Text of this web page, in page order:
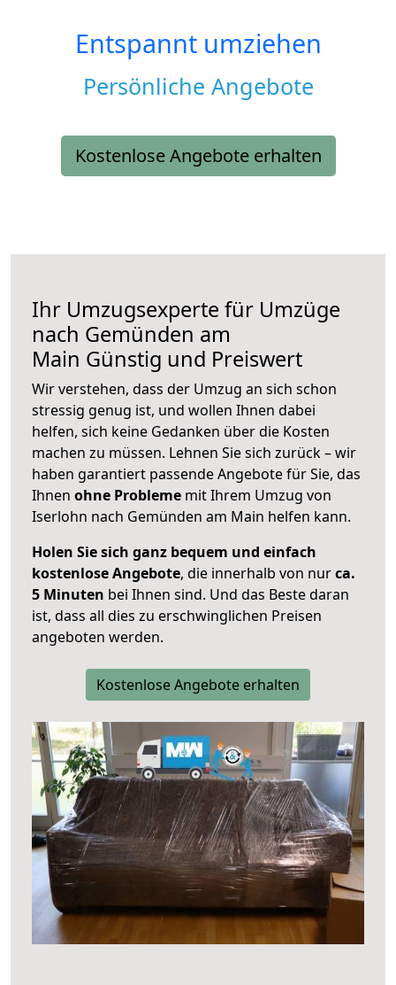
Entspannt umziehen
Persönliche Angebote
Kostenlose Angebote erhalten
Ihr Umzugsexperte für Umzüge
nach Gemünden am
Main Günstig und Preiswert
Wir verstehen, dass der Umzug an sich schon
stressig genug ist, und wollen Ihnen dabei
helfen, sich keine Gedanken über die Kosten
machen zu müssen. Lehnen Sie sich zurück – wir
haben garantiert passende Angebote für Sie, das
Ihnen ohne Probleme mit Ihrem Umzug von
Iserlohn nach Gemünden am Main helfen kann.
Holen Sie sich ganz bequem und einfach
kostenlose Angebote, die innerhalb von nurca.
5 Minuten bei Ihnen sind. Und das Beste daran
ist, dass all dies zu erschwinglichen Preisen
angeboten werden.
Kostenlose Angebote erhalten